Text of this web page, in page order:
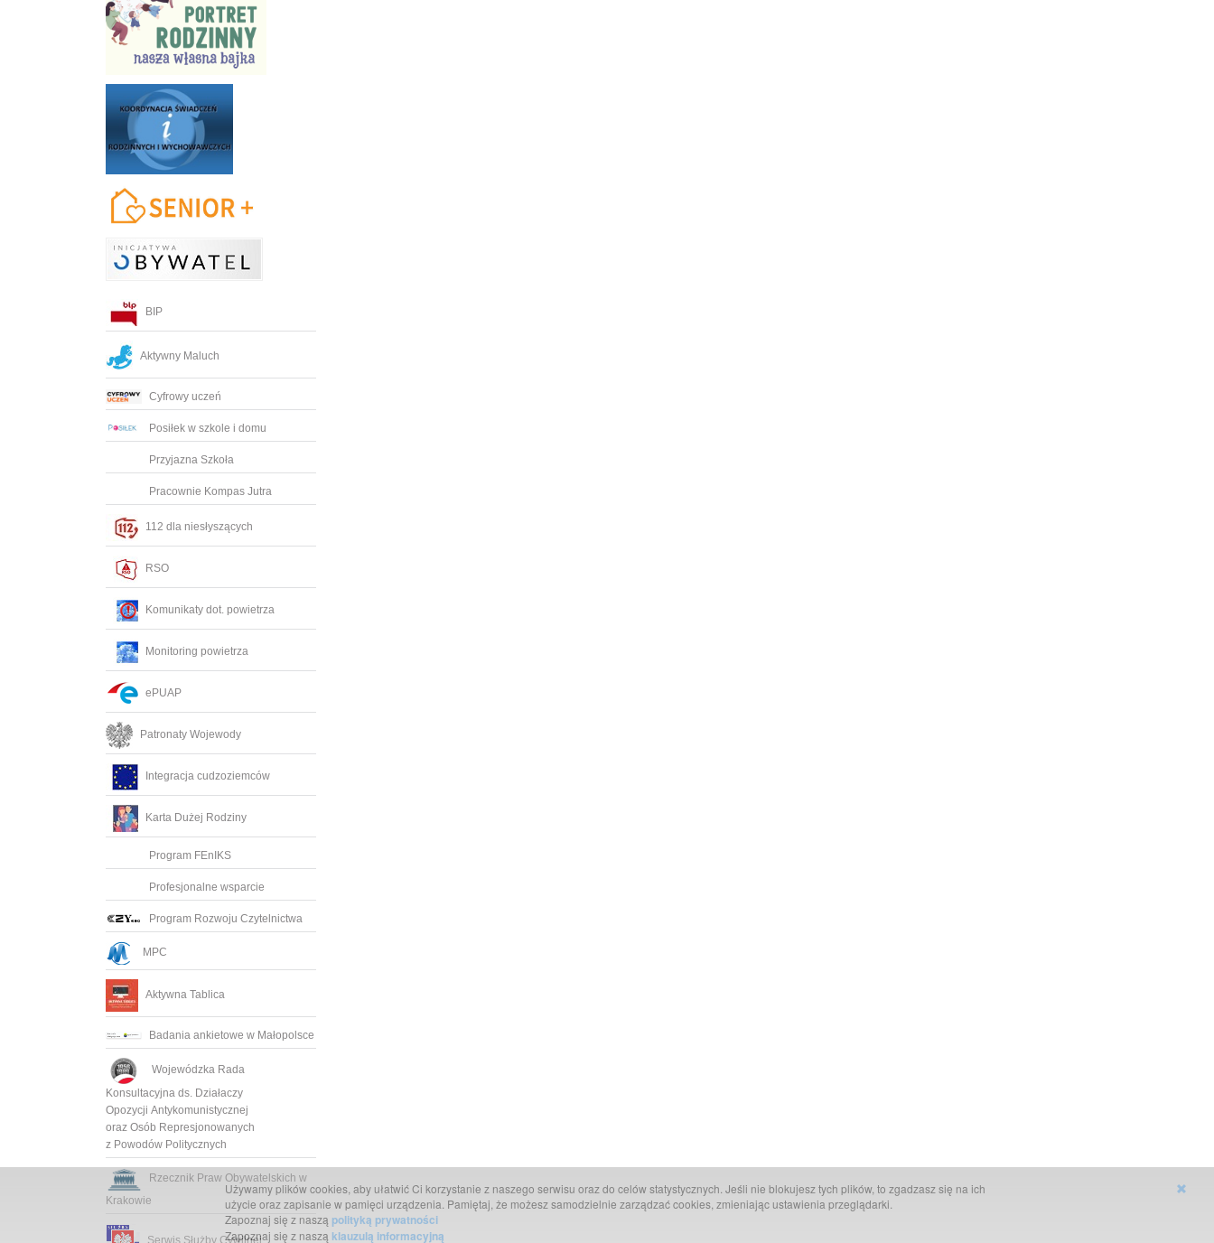
BIP
Aktywny Maluch
Cyfrowy uczeń
Posiłek w szkole i domu
Przyjazna Szkoła
Pracownie Kompas Jutra
112 dla niesłyszących
RSO
Komunikaty dot. powietrza
Monitoring powietrza
ePUAP
Patronaty Wojewody
Integracja cudzoziemców
Karta Dużej Rodziny
Program FEnIKS
Profesjonalne wsparcie
Program Rozwoju Czytelnictwa
MPC
Aktywna Tablica
Badania ankietowe w Małopolsce
Wojewódzka Rada
Konsultacyjna ds. Działaczy
Opozycji Antykomunistycznej
oraz Osób Represjonowanych
z Powodów Politycznych
Rzecznik Praw Obywatelskich w
Krakowie
Serwis Służby Cywilnej
Używamy plików cookies, aby ułatwić Ci korzystanie z naszego serwisu oraz do celów statystycznych. Jeśli nie blokujesz tych plików, to zgadzasz się na ich
użycie oraz zapisanie w pamięci urządzenia. Pamiętaj, że możesz samodzielnie zarządzać cookies, zmieniając ustawienia przeglądarki.
Zapoznaj się z naszą polityką prywatności
Zapoznaj się z naszą klauzulą informacyjną